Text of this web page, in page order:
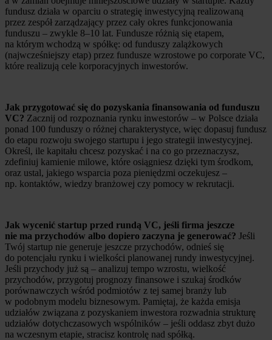
fundusz działa w oparciu o strategię inwestycyjną realizowaną
przez zespół zarządzający przez cały okres funkcjonowania
funduszu – zwykle 8–10 lat. Fundusze różnią się etapem,
na którym wchodzą w spółkę: od funduszy zalążkowych
(najwcześniejszy etap) przez fundusze wzrostowe po corporate VC,
które realizują cele korporacyjnych inwestorów.
Jak przygotować się do pozyskania finansowania od funduszu
VC? Zacznij od rozpoznania rynku inwestorów – w Polsce działa
ponad 100 funduszy o różnej charakterystyce, więc dopasuj fundusz
do etapu rozwoju swojego startupu i jego strategii inwestycyjnej.
Określ, ile kapitału chcesz pozyskać i na co go przeznaczysz,
zdefiniuj kamienie milowe, które osiągniesz dzięki tym środkom,
oraz ustal, jakiego wsparcia poza pieniędzmi oczekujesz –
np. kontaktów, wiedzy branżowej czy pomocy w rekrutacji.
Jak wycenić startup przed rundą VC, jeśli firma jeszcze
nie ma przychodów albo dopiero zaczyna je generować? Jeśli
Twój startup nie generuje jeszcze przychodów, odnieś się
do potencjału rynku i wielkości planowanej rundy inwestycyjnej.
Jeśli przychody już są – analizuj tempo wzrostu, wielkość
przychodów, przygotuj prognozy finansowe i szukaj środków
porównawczych wśród podmiotów z tej samej branży lub
w podobnym modelu biznesowym. Pamiętaj, że każda emisja
udziałów związana z pozyskaniem inwestora rozwadnia strukturę
udziałów dotychczasowych wspólników – jeśli oddasz zbyt dużo
na wczesnym etapie, stracisz kontrolę nad spółką.